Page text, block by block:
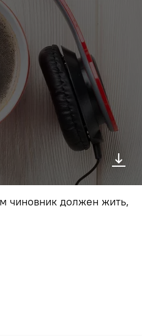
чиновник должен жить,